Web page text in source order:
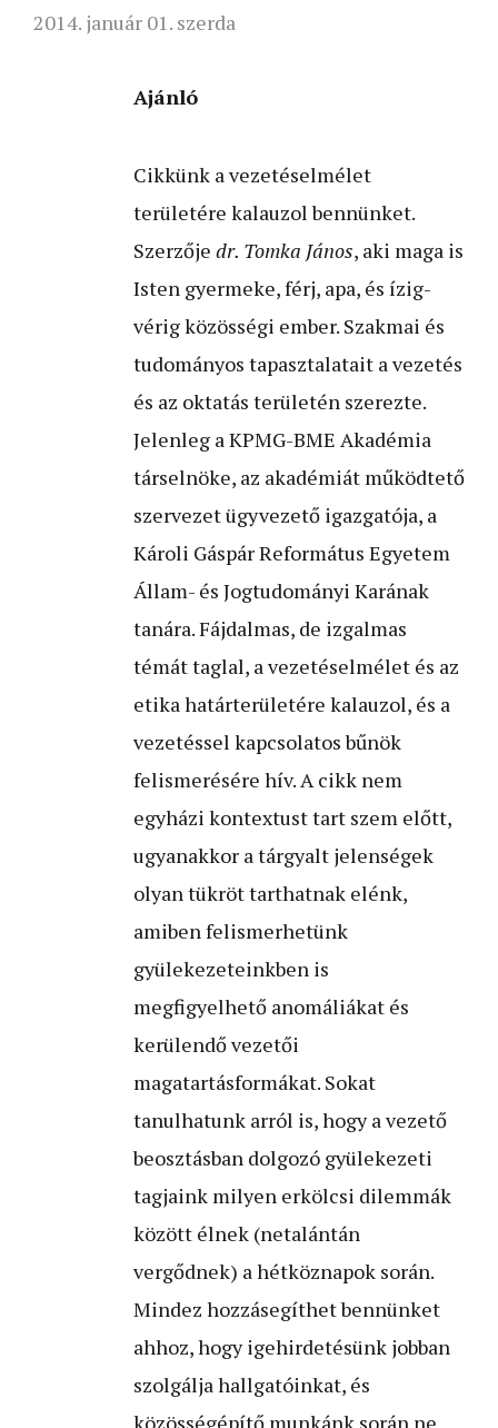
2014. január 01. szerda
Ajánló
Cikkünk a vezetéselmélet
területére kalauzol bennünket.
Szerzője dr. Tomka János, aki maga is
Isten gyermeke, férj, apa, és ízig-
vérig közösségi ember. Szakmai és
tudományos tapasztalatait a vezetés
és az oktatás területén szerezte.
Jelenleg a KPMG-BME Akadémia
társelnöke, az akadémiát működtető
szervezet ügyvezető igazgatója, a
Károli Gáspár Református Egyetem
Állam- és Jogtudományi Karának
tanára. Fájdalmas, de izgalmas
témát taglal, a vezetéselmélet és az
etika határterületére kalauzol, és a
vezetéssel kapcsolatos bűnök
felismerésére hív. A cikk nem
egyházi kontextust tart szem előtt,
ugyanakkor a tárgyalt jelenségek
olyan tükröt tarthatnak elénk,
amiben felismerhetünk
gyülekezeteinkben is
megfigyelhető anomáliákat és
kerülendő vezetői
magatartásformákat. Sokat
tanulhatunk arról is, hogy a vezető
beosztásban dolgozó gyülekezeti
tagjaink milyen erkölcsi dilemmák
között élnek (netalántán
vergődnek) a hétköznapok során.
Mindez hozzásegíthet bennünket
ahhoz, hogy igehirdetésünk jobban
szolgálja hallgatóinkat, és
közösségépítő munkánk során ne